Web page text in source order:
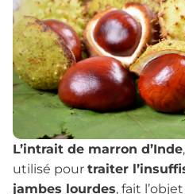
L’intrait de marron d’Inde
utilisé pour traiter
jambes lourdes, fait